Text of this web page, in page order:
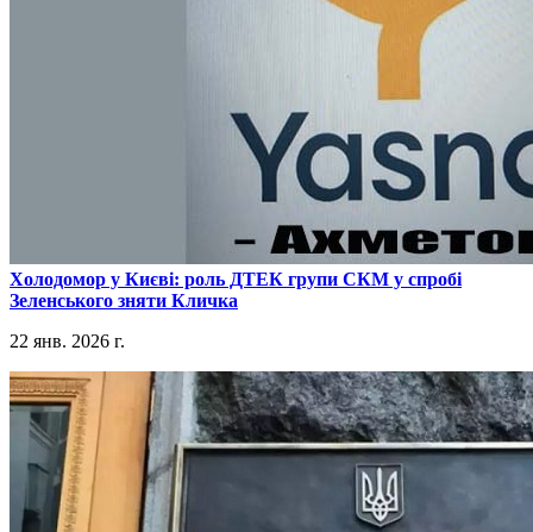
​Холодомор у Києві: роль ДТЕК групи СКМ у спробі
Зеленського зняти Кличка
22 янв. 2026 г.